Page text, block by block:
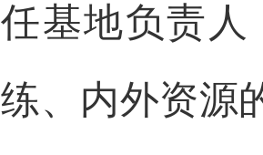
任基地负责人
练、内外资源